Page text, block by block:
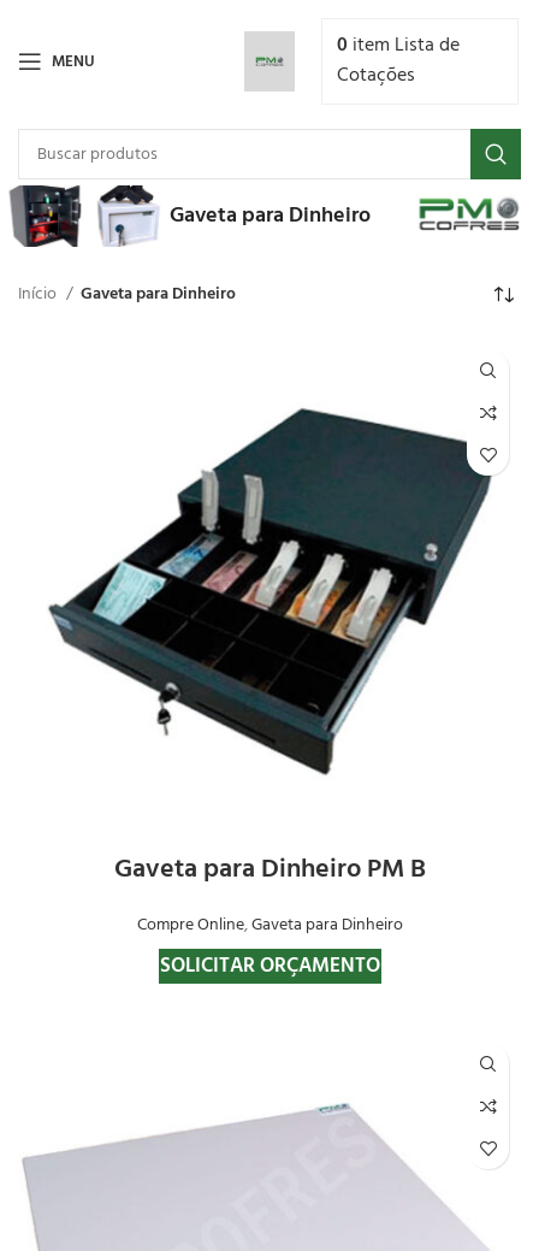
MENU 0 item Lista de
Cotações
Gaveta para Dinheiro
Início Gaveta para Dinheiro
Gaveta para Dinheiro PM B
Compre Online,Gaveta para Dinheiro
SOLICITAR ORÇAMENTO